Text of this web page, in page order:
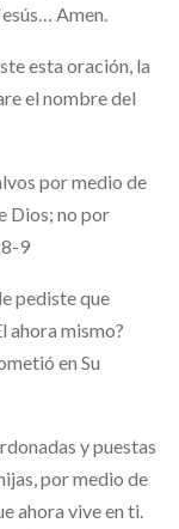
Amen.
esta oración, la
el nombre del
por medio de
Dios; no por
9
pediste que
ahora mismo?
en Su
y puestas
por medio de
ahora vive en ti.